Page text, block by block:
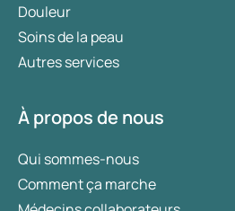
Douleur
Soins de la peau
Autres services
À propos de nous
Qui sommes-nous
Comment ça marche